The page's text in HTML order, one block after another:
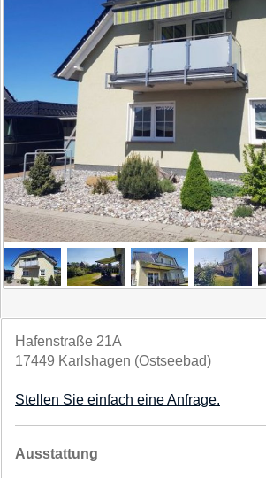
Hafenstraße 21A
17449 Karlshagen (Ostseebad)
Stellen Sie einfach eine Anfrage.
Ausstattung